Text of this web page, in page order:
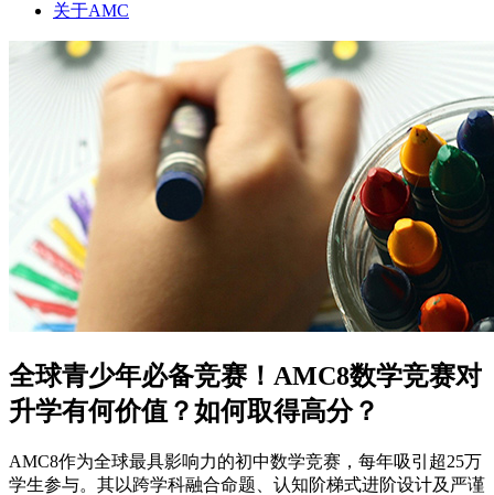
关于AMC
全球青少年必备竞赛！AMC8数学竞赛对
升学有何价值？如何取得高分？
AMC8作为全球最具影响力的初中数学竞赛，每年吸引超25万
学生参与。其以跨学科融合命题、认知阶梯式进阶设计及严谨